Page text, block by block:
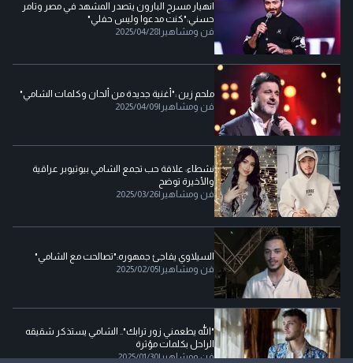
انهيار مسرح البارون يتصدر المشهد في مصر وتامر
حسني:"كنت مدعوا وليس حفلي"
فن ومشاهير |
2025/04/28
ملحم زين :"أغنية جديدة من ألحان وكلمات الشامي"
فن ومشاهير |
2025/04/09
نشطاء: علاقة حب تجمع الشامي بيوتيوبر عراقية
والأخيرة توضح
فن ومشاهير |
2025/03/26
السيلاوي يفاجئ جمهوره:"تصالحت مع الشامي"
فن ومشاهير |
2025/02/05
"الله يطعمني زور ترابك".. الشامي يستذكر شقيقه
الراحل بكلمات مؤثرة
فن ومشاهير|
2025/01/30